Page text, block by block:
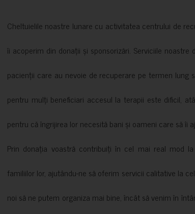
Cheltuielile noastre lunare cu activitatea centrului de
îi acoperim din donații și sponsorizări. Serviciile
pacienții care au nevoie de recuperare pe termen lung
pentru mulți beneficiari accesul la terapii este dificil,
pentru că îngrijirea lor necesită bani și oameni care să îi
Prin donația voastră contribuiți în cel mai real mod
familiilor lor, ajutându-ne să oferim servicii calitative la
noi să ne putem organiza mai bine, încât să venim în